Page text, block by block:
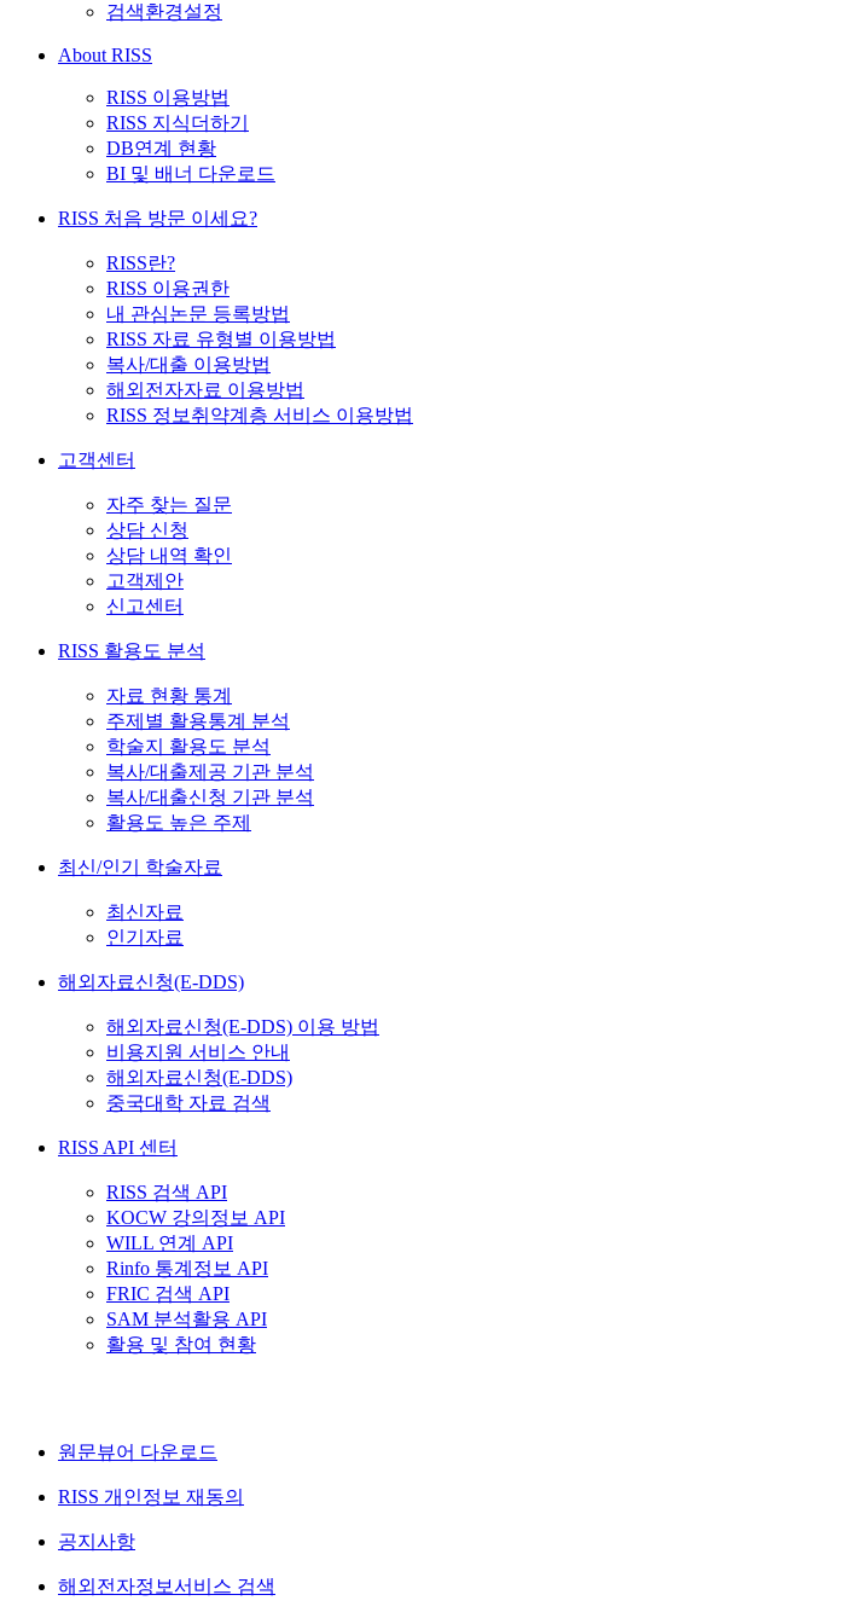
검색환경설정
About RISS
RISS 이용방법
RISS 지식더하기
DB연계 현황
BI 및 배너 다운로드
RISS 처음 방문 이세요?
RISS란?
RISS 이용권한
내 관심논문 등록방법
RISS 자료 유형별 이용방법
복사/대출 이용방법
해외전자자료 이용방법
RISS 정보취약계층 서비스 이용방법
고객센터
자주 찾는 질문
상담 신청
상담 내역 확인
고객제안
신고센터
RISS 활용도 분석
자료 현황 통계
주제별 활용통계 분석
학술지 활용도 분석
복사/대출제공 기관 분석
복사/대출신청 기관 분석
활용도 높은 주제
최신/인기 학술자료
최신자료
인기자료
해외자료신청(E-DDS)
해외자료신청(E-DDS) 이용 방법
비용지원 서비스 안내
해외자료신청(E-DDS)
중국대학 자료 검색
RISS API 센터
RISS 검색 API
KOCW 강의정보 API
WILL 연계 API
Rinfo 통계정보 API
FRIC 검색 API
SAM 분석활용 API
활용 및 참여 현황
원문뷰어 다운로드
RISS 개인정보 재동의
공지사항
해외전자정보서비스 검색